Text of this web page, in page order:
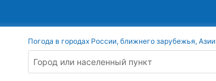
Погода в городах России, ближнего зарубежья, Азии